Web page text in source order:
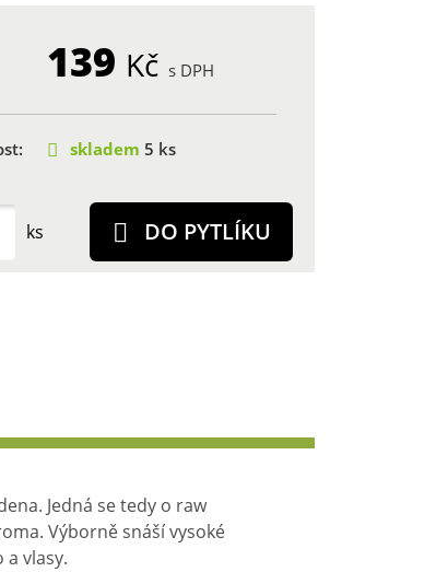
139 Kč s DPH
skladem5 ks
ks DO PYTLÍKU
Jedná se tedy o raw
Výborně snáší vysoké
vlasy.